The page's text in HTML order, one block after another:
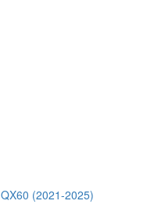
QX60 (2021-2025)